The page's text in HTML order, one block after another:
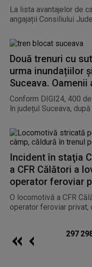
La lista avantajelor de
angajații Consiliului
Două trenuri cu
urma inundațiilor
Suceava. Oamenii
Conform DIGI24, 400
în județul Suceava,
Incident în staţia
a CFR Călători a
operator feroviar
O locomotivă a CFR
operator feroviar privat,
297